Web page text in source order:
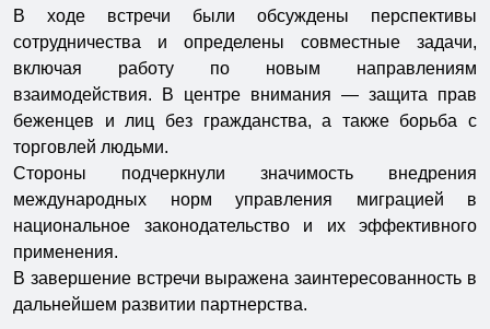
В ходе встречи были обсуждены перспективы
сотрудничества и определены совместные задачи,
включая работу по новым направлениям
взаимодействия. В центре внимания — защита прав
беженцев и лиц без гражданства, а также борьба с
торговлей людьми.
Стороны подчеркнули значимость внедрения
международных норм управления миграцией в
национальное законодательство и их эффективного
применения.
В завершение встречи выражена заинтересованность в
дальнейшем развитии партнерства.